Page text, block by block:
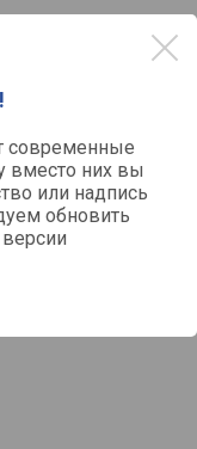
современные
вместо них вы
или надпись
обновить